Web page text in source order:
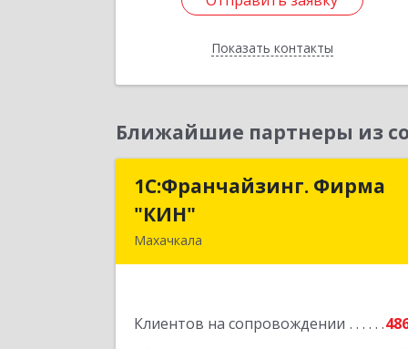
Показать контакты
Назад
Ближайшие партнеры из
1С:Франчайзинг. Фирма
"КИН"
Махачкала
Клиентов на сопровождении
1С:Франчайзинг. Фирма